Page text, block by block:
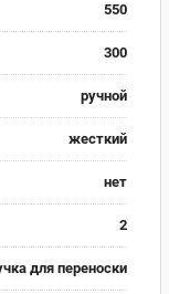
550
300
ручной
жесткий
нет
2
для переноски